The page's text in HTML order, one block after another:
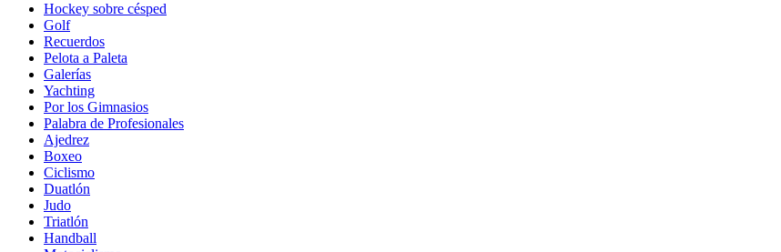
Hockey sobre césped
Golf
Recuerdos
Pelota a Paleta
Galerías
Yachting
Por los Gimnasios
Palabra de Profesionales
Ajedrez
Boxeo
Ciclismo
Duatlón
Judo
Triatlón
Handball